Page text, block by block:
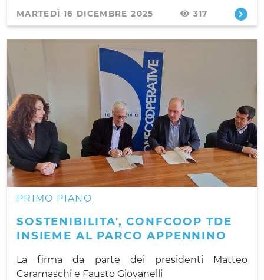
MARTEDÌ 16 DICEMBRE 2025 317
PRIMO PIANO
SOSTENIBILITA', CONFCOOP TDE
INSIEME AL PARCO APPENNINO
La firma da parte dei presidenti Matteo
Caramaschi e Fausto Giovanelli